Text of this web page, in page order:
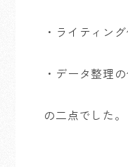
・ライティン
・データ整理
の二点でした。